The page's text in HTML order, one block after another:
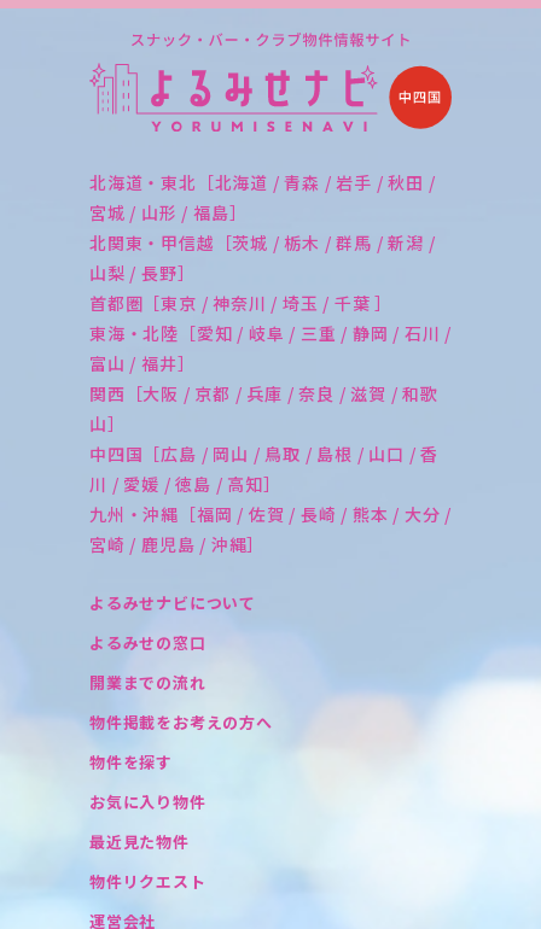
北海道・東北［北海道 / 青森 / 岩手 / 秋田 /
宮城 / 山形 / 福島］
北関東・甲信越［茨城 / 栃木 / 群馬 / 新潟 /
山梨 / 長野］
首都圏［東京 / 神奈川 / 埼玉 / 千葉 ］
東海・北陸［愛知 / 岐阜 / 三重 / 静岡 / 石川 /
富山 / 福井］
関西［大阪 / 京都 / 兵庫 / 奈良 / 滋賀 / 和歌
山］
中四国［広島 / 岡山 / 鳥取 / 島根 / 山口 / 香
川 / 愛媛 / 徳島 / 高知］
九州・沖縄［福岡 / 佐賀 / 長崎 / 熊本 / 大分 /
宮崎 / 鹿児島 / 沖縄］
よるみせナビについて
よるみせの窓口
開業までの流れ
物件掲載をお考えの方へ
物件を探す
お気に入り物件
最近見た物件
物件リクエスト
運営会社